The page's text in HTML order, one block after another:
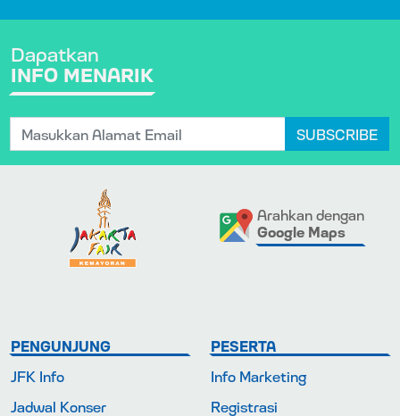
Dapatkan
INFO MENARIK
SUBSCRIBE
Arahkan dengan
Google Maps
PENGUNJUNG
JFK Info
Jadwal Konser
PESERTA
Info Marketing
Registrasi